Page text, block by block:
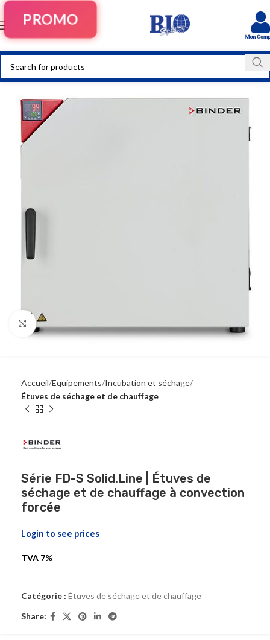
PROMO
Click to enlarge
Accueil Equipements Incubation et séchage
Étuves de séchage et de chauffage
Série FD-S Solid.Line | Étuves de
séchage et de chauffage à convection
forcée
Login to see prices
TVA 7%
Catégorie : Étuves de séchage et de chauffage
Share: